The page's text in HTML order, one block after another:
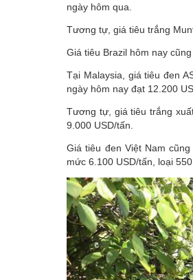
ngày hôm qua.
Tương tự, giá tiêu trắng
Giá tiêu Brazil hôm nay
Tại Malaysia, giá tiêu đen
ngày hôm nay đạt 12.200
Tương tự, giá tiêu trắng
9.000 USD/tấn.
Giá tiêu đen Việt Nam
mức 6.100 USD/tấn, loại